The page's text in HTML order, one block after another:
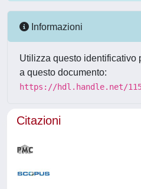
Informazioni
Utilizza questo identificativo
a questo documento:
https://hdl.handle.net/
Citazioni